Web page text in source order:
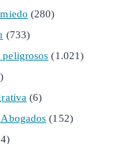
(280)
(733)
peligrosos (1.021)
(6)
(152)